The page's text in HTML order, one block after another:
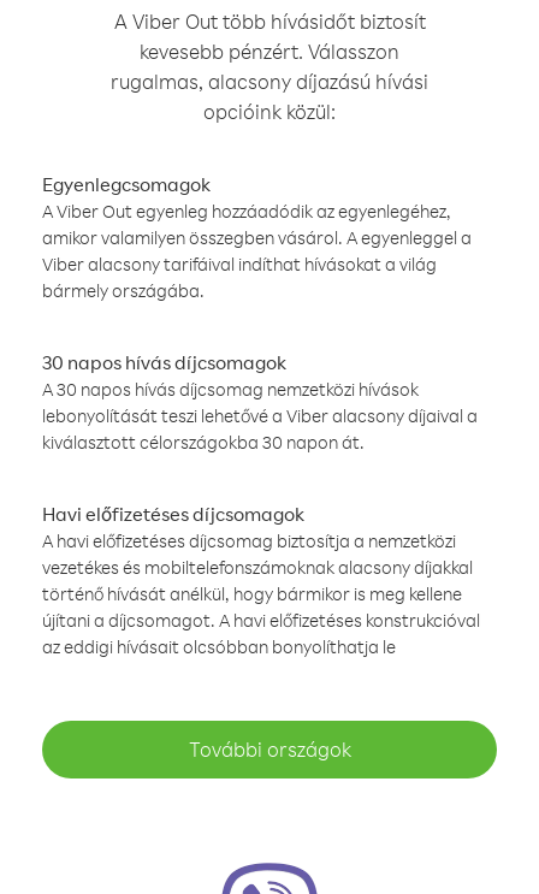
A Viber Out több hívásidőt biztosít
kevesebb pénzért. Válasszon
rugalmas, alacsony díjazású hívási
opcióink közül:
Egyenlegcsomagok
A Viber Out egyenleg hozzáadódik az egyenlegéhez,
amikor valamilyen összegben vásárol. A egyenleggel a
Viber alacsony tarifáival indíthat hívásokat a világ
bármely országába.
30 napos hívás díjcsomagok
A 30 napos hívás díjcsomag nemzetközi hívások
lebonyolítását teszi lehetővé a Viber alacsony díjaival a
kiválasztott célországokba 30 napon át.
Havi előfizetéses díjcsomagok
A havi előfizetéses díjcsomag biztosítja a nemzetközi
vezetékes és mobiltelefonszámoknak alacsony díjakkal
történő hívását anélkül, hogy bármikor is meg kellene
újítani a díjcsomagot. A havi előfizetéses konstrukcióval
az eddigi hívásait olcsóbban bonyolíthatja le
További országok